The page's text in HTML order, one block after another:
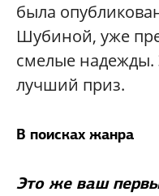
была
Шубиной, уже
смелые
лучший приз.
В поисках жанра
Это же ваш